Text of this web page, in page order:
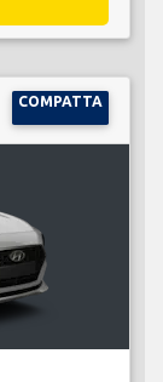
COMPATTA